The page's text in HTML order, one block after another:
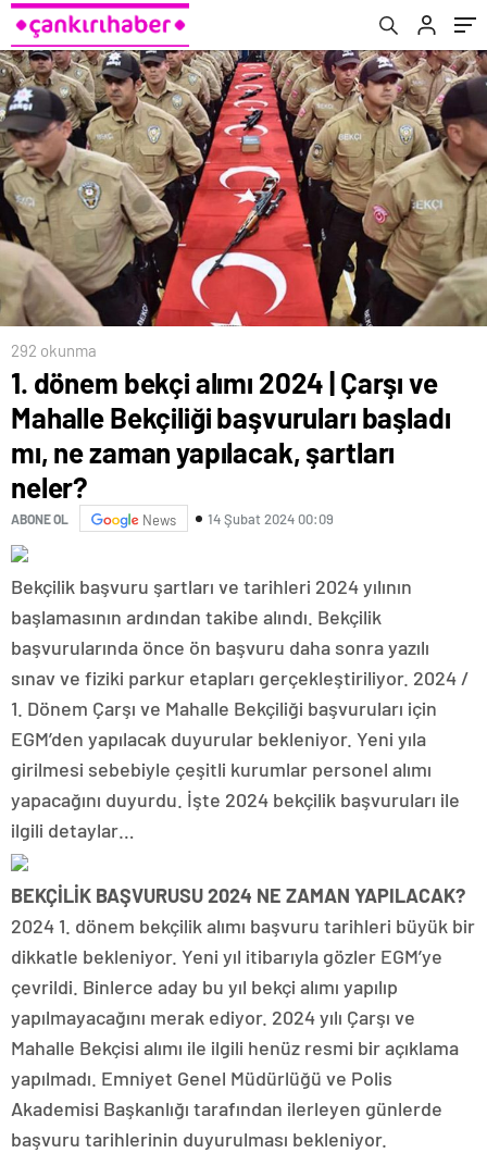
yapılacak, şartları neler?
292 okunma
1. dönem bekçi alımı 2024 | Çarşı ve
Mahalle Bekçiliği başvuruları başladı
mı, ne zaman yapılacak, şartları
neler?
ABONE OL News 14 Şubat 2024 00:09
Bekçilik başvuru şartları ve tarihleri 2024 yılının
başlamasının ardından takibe alındı. Bekçilik
başvurularında önce ön başvuru daha sonra yazılı
sınav ve fiziki parkur etapları gerçekleştiriliyor. 2024 /
1. Dönem Çarşı ve Mahalle Bekçiliği başvuruları için
EGM’den yapılacak duyurular bekleniyor. Yeni yıla
girilmesi sebebiyle çeşitli kurumlar personel alımı
yapacağını duyurdu. İşte 2024 bekçilik başvuruları ile
ilgili detaylar…
BEKÇİLİK BAŞVURUSU 2024 NE ZAMAN YAPILACAK?
2024 1. dönem bekçilik alımı başvuru tarihleri büyük bir
dikkatle bekleniyor. Yeni yıl itibarıyla gözler EGM’ye
çevrildi. Binlerce aday bu yıl bekçi alımı yapılıp
yapılmayacağını merak ediyor. 2024 yılı Çarşı ve
Mahalle Bekçisi alımı ile ilgili henüz resmi bir açıklama
yapılmadı. Emniyet Genel Müdürlüğü ve Polis
Akademisi Başkanlığı tarafından ilerleyen günlerde
başvuru tarihlerinin duyurulması bekleniyor.